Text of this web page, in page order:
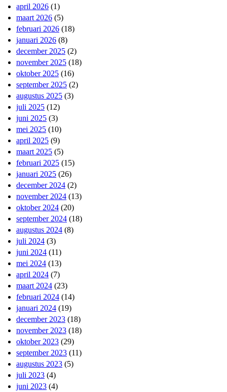
april 2026 (1)
maart 2026 (5)
februari 2026 (18)
januari 2026 (8)
december 2025 (2)
november 2025 (18)
oktober 2025 (16)
september 2025 (2)
augustus 2025 (3)
juli 2025 (12)
juni 2025 (3)
mei 2025 (10)
april 2025 (9)
maart 2025 (5)
februari 2025 (15)
januari 2025 (26)
december 2024 (2)
november 2024 (13)
oktober 2024 (20)
september 2024 (18)
augustus 2024 (8)
juli 2024 (3)
juni 2024 (11)
mei 2024 (13)
april 2024 (7)
maart 2024 (23)
februari 2024 (14)
januari 2024 (19)
december 2023 (18)
november 2023 (18)
oktober 2023 (29)
september 2023 (11)
augustus 2023 (5)
juli 2023 (4)
juni 2023 (4)